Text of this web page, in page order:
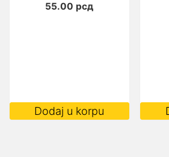
55.00 рсд
Dodaj u korpu